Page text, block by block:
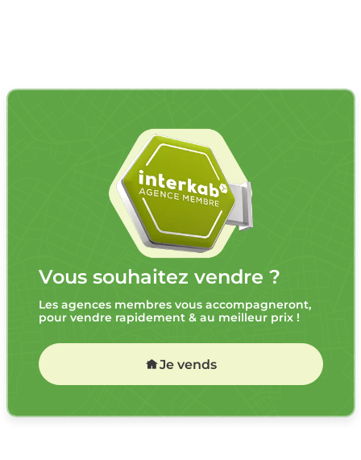
Vous souhaitez vendre ?
Les agences membres vous accompagneront,
pour vendre rapidement & au meilleur prix !
Je vends